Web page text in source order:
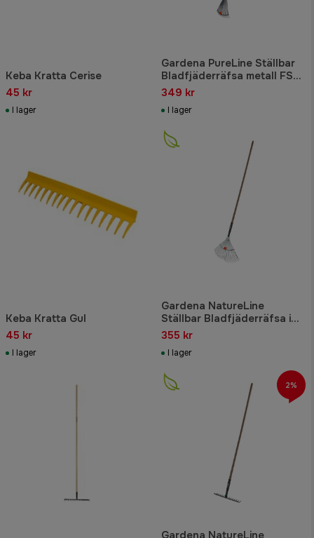
Keba Kratta Cerise
45 kr
I lager
Gardena PureLine Ställbar
Bladfjäderräfsa metall FSC
100%
349 kr
I lager
Keba Kratta Gul
45 kr
I lager
Gardena NatureLine
Ställbar Bladfjäderräfsa i
Metall
355 kr
I lager
Gardena NatureLine
2%